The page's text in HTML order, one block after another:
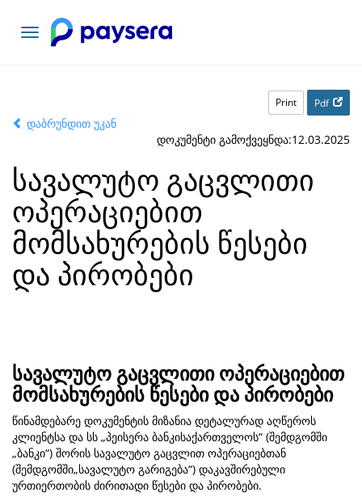
Toggle
navigation
Print Pdf
დაბრუნდით უკან
დოკუმენტი გამოქვეყნდა:12.03.2025
სავალუტო გაცვლითი
ოპერაციებით
მომსახურების წესები
და პირობები
სავალუტო გაცვლითი ოპერაციებით
მომსახურების წესები და პირობები
წინამდებარე დოკუმენტის მიზანია დეტალურად აღწეროს
კლიენტსა და სს „პეისერა ბანკისაქართველოს“ (შემდგომში
„ბანკი“) შორის სავალუტო გაცვლით ოპერაციებთან
(შემდგომში„სავალუტო გარიგება“) დაკავშირებული
ურთიერთობის ძირითადი წესები და პირობები.